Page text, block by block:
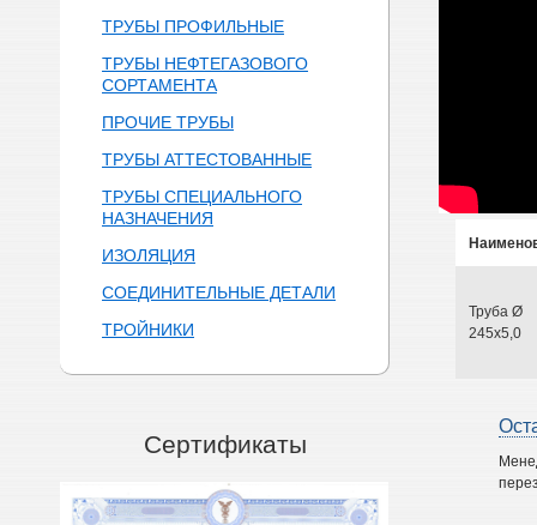
ТРУБЫ ПРОФИЛЬНЫЕ
ТРУБЫ НЕФТЕГАЗОВОГО
СОРТАМЕНТА
ПРОЧИЕ ТРУБЫ
ТРУБЫ АТТЕСТОВАННЫЕ
ТРУБЫ СПЕЦИАЛЬНОГО
НАЗНАЧЕНИЯ
ИЗОЛЯЦИЯ
СОЕДИНИТЕЛЬНЫЕ ДЕТАЛИ
ТРОЙНИКИ
Сертификаты
Труба Ø
245х5,0